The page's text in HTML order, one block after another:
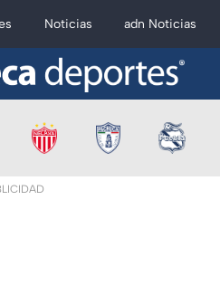
Noticias adn Noticias